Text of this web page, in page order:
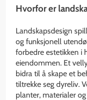
Hvorfor er
Landskapsdesign
og funksjonell
forbedre estetikken i
eiendommen. Et
bidra til å skape et
tiltrekke seg dyreliv.
planter, materialer